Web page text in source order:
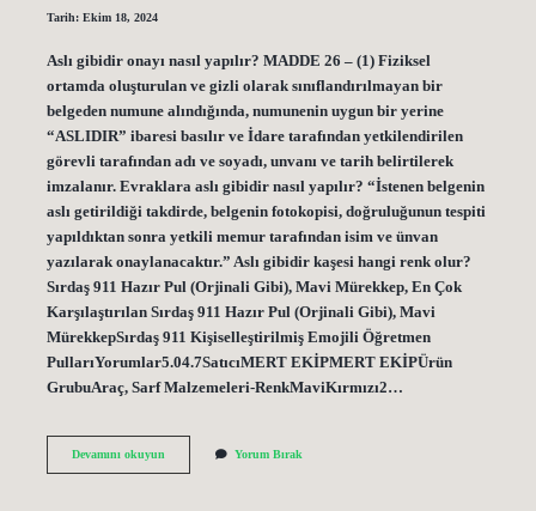
Tarih: Ekim 18, 2024
Aslı gibidir onayı nasıl yapılır? MADDE 26 – (1) Fiziksel
ortamda oluşturulan ve gizli olarak sınıflandırılmayan bir
belgeden numune alındığında, numunenin uygun bir yerine
“ASLIDIR” ibaresi basılır ve İdare tarafından yetkilendirilen
görevli tarafından adı ve soyadı, unvanı ve tarih belirtilerek
imzalanır. Evraklara aslı gibidir nasıl yapılır? “İstenen belgenin
aslı getirildiği takdirde, belgenin fotokopisi, doğruluğunun tespiti
yapıldıktan sonra yetkili memur tarafından isim ve ünvan
yazılarak onaylanacaktır.” Aslı gibidir kaşesi hangi renk olur?
Sırdaş 911 Hazır Pul (Orjinali Gibi), Mavi Mürekkep, En Çok
Karşılaştırılan Sırdaş 911 Hazır Pul (Orjinali Gibi), Mavi
MürekkepSırdaş 911 Kişiselleştirilmiş Emojili Öğretmen
PullarıYorumlar5.04.7SatıcıMERT EKİPMERT EKİPÜrün
GrubuAraç, Sarf Malzemeleri-RenkMaviKırmızı2…
Devamını okuyunAslı
Yorum Bırak